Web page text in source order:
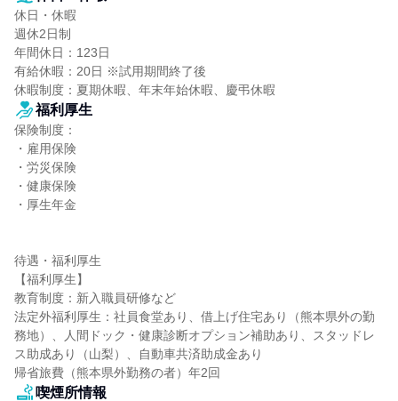
休日・休暇
週休2日制
年間休日：123日
有給休暇：20日 ※試用期間終了後
休暇制度：夏期休暇、年末年始休暇、慶弔休暇
福利厚生
保険制度：
・雇用保険
・労災保険
・健康保険
・厚生年金
待遇・福利厚生
【福利厚生】
教育制度：新入職員研修など
法定外福利厚生：社員食堂あり、借上げ住宅あり（熊本県外の勤
務地）、人間ドック・健康診断オプション補助あり、スタッドレ
ス助成あり（山梨）、自動車共済助成金あり
帰省旅費（熊本県外勤務の者）年2回
喫煙所情報